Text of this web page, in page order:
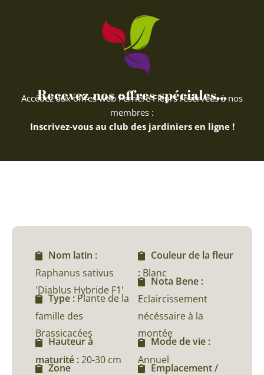
Recevez nos offres spéciales...
Accédez aux offres web Ferriere Fleurs réservées à nos
membres :
Inscrivez-vous au club des jardiniers en ligne !
Nom latin :
Raphanus sativus
'Diablus Hybride F1'
Type : Plante de la
famille des
Brassicacées
Hauteur à
maturité :20-30 cm
Zone
Couleur de la fleur
: Blanc
Nota Bene :
Eclaircissement
nécéssaire à la
montée
Mode de vie :
Annuel
Emplacement /